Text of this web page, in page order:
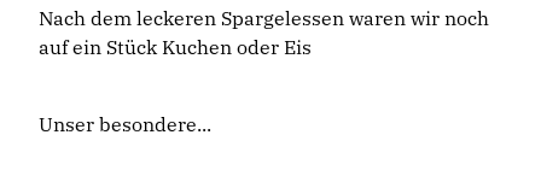
Nach dem leckeren Spargelessen waren wir noch
auf ein Stück Kuchen oder Eis
Unser besondere...